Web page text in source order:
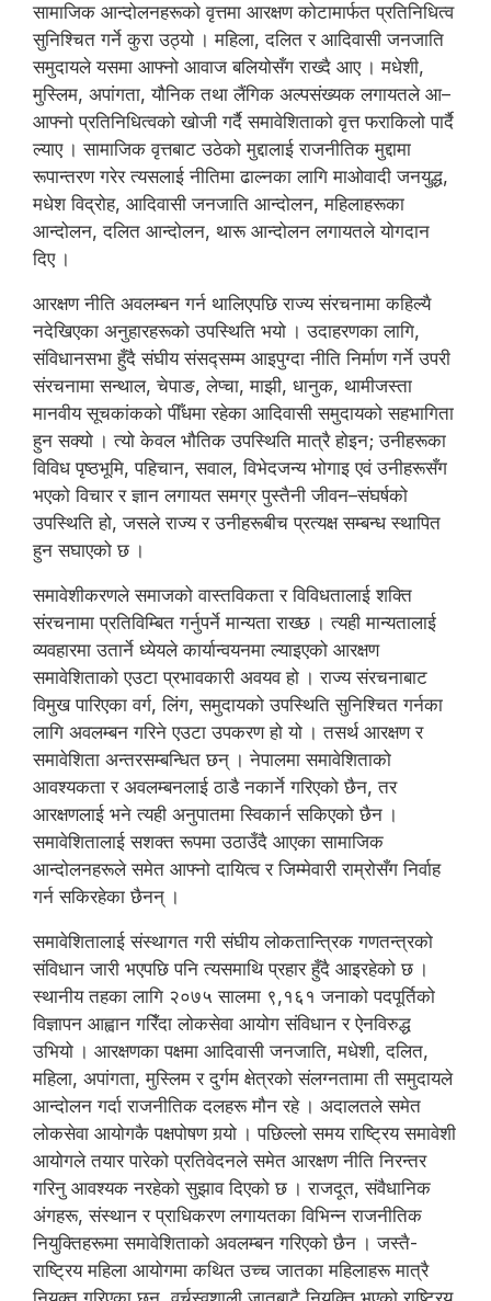
सामाजिक आन्दोलनहरूको वृत्तमा आरक्षण कोटामार्फत प्रतिनिधित्व
सुनिश्चित गर्ने कुरा उठ्यो । महिला, दलित र आदिवासी जनजाति
समुदायले यसमा आफ्नो आवाज बलियोसँग राख्दै आए । मधेशी,
मुस्लिम, अपांगता, यौनिक तथा लैंगिक अल्पसंख्यक लगायतले आ–
आफ्नो प्रतिनिधित्वको खोजी गर्दै समावेशिताको वृत्त फराकिलो पार्दै
ल्याए । सामाजिक वृत्तबाट उठेको मुद्दालाई राजनीतिक मुद्दामा
रूपान्तरण गरेर त्यसलाई नीतिमा ढाल्नका लागि माओवादी जनयुद्ध,
मधेश विद्रोह, आदिवासी जनजाति आन्दोलन, महिलाहरूका
आन्दोलन, दलित आन्दोलन, थारू आन्दोलन लगायतले योगदान
दिए ।
आरक्षण नीति अवलम्बन गर्न थालिएपछि राज्य संरचनामा कहिल्यै
नदेखिएका अनुहारहरूको उपस्थिति भयो । उदाहरणका लागि,
संविधानसभा हुँदै संघीय संसद्सम्म आइपुग्दा नीति निर्माण गर्ने उपरी
संरचनामा सन्थाल, चेपाङ, लेप्चा, माझी, धानुक, थामीजस्ता
मानवीय सूचकांकको पीँधमा रहेका आदिवासी समुदायको सहभागिता
हुन सक्यो । त्यो केवल भौतिक उपस्थिति मात्रै होइन; उनीहरूका
विविध पृष्ठभूमि, पहिचान, सवाल, विभेदजन्य भोगाइ एवं उनीहरूसँग
भएको विचार र ज्ञान लगायत समग्र पुस्तैनी जीवन–संघर्षको
उपस्थिति हो, जसले राज्य र उनीहरूबीच प्रत्यक्ष सम्बन्ध स्थापित
हुन सघाएको छ ।
समावेशीकरणले समाजको वास्तविकता र विविधतालाई शक्ति
संरचनामा प्रतिविम्बित गर्नुपर्ने मान्यता राख्छ । त्यही मान्यतालाई
व्यवहारमा उतार्ने ध्येयले कार्यान्वयनमा ल्याइएको आरक्षण
समावेशिताको एउटा प्रभावकारी अवयव हो । राज्य संरचनाबाट
विमुख पारिएका वर्ग, लिंग, समुदायको उपस्थिति सुनिश्चित गर्नका
लागि अवलम्बन गरिने एउटा उपकरण हो यो । तसर्थ आरक्षण र
समावेशिता अन्तरसम्बन्धित छन् । नेपालमा समावेशिताको
आवश्यकता र अवलम्बनलाई ठाडै नकार्ने गरिएको छैन, तर
आरक्षणलाई भने त्यही अनुपातमा स्विकार्न सकिएको छैन ।
समावेशितालाई सशक्त रूपमा उठाउँदै आएका सामाजिक
आन्दोलनहरूले समेत आफ्नो दायित्व र जिम्मेवारी राम्रोसँग निर्वाह
गर्न सकिरहेका छैनन् ।
समावेशितालाई संस्थागत गरी संघीय लोकतान्त्रिक गणतन्त्रको
संविधान जारी भएपछि पनि त्यसमाथि प्रहार हुँदै आइरहेको छ ।
स्थानीय तहका लागि २०७५ सालमा ९,१६१ जनाको पदपूर्तिको
विज्ञापन आह्वान गरिँदा लोकसेवा आयोग संविधान र ऐनविरुद्ध
उभियो । आरक्षणका पक्षमा आदिवासी जनजाति, मधेशी, दलित,
महिला, अपांगता, मुस्लिम र दुर्गम क्षेत्रको संलग्नतामा ती समुदायले
आन्दोलन गर्दा राजनीतिक दलहरू मौन रहे । अदालतले समेत
लोकसेवा आयोगकै पक्षपोषण गर्‍यो । पछिल्लो समय राष्ट्रिय समावेशी
आयोगले तयार पारेको प्रतिवेदनले समेत आरक्षण नीति निरन्तर
गरिनु आवश्यक नरहेको सुझाव दिएको छ । राजदूत, संवैधानिक
अंगहरू, संस्थान र प्राधिकरण लगायतका विभिन्न राजनीतिक
नियुक्तिहरूमा समावेशिताको अवलम्बन गरिएको छैन । जस्तै-
राष्ट्रिय महिला आयोगमा कथित उच्च जातका महिलाहरू मात्रै